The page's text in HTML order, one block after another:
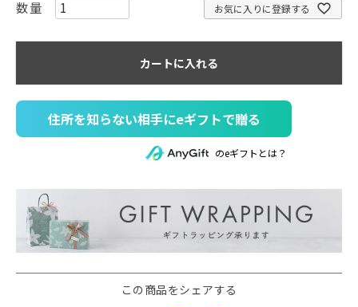
お気に入りに登録する
カートに入れる
住所を知らない相手にeギフトで贈る
のeギフトとは？
この商品をシェアする